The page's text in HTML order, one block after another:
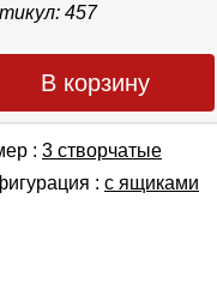
457
В корзину
: 3 створчатые
: с ящиками